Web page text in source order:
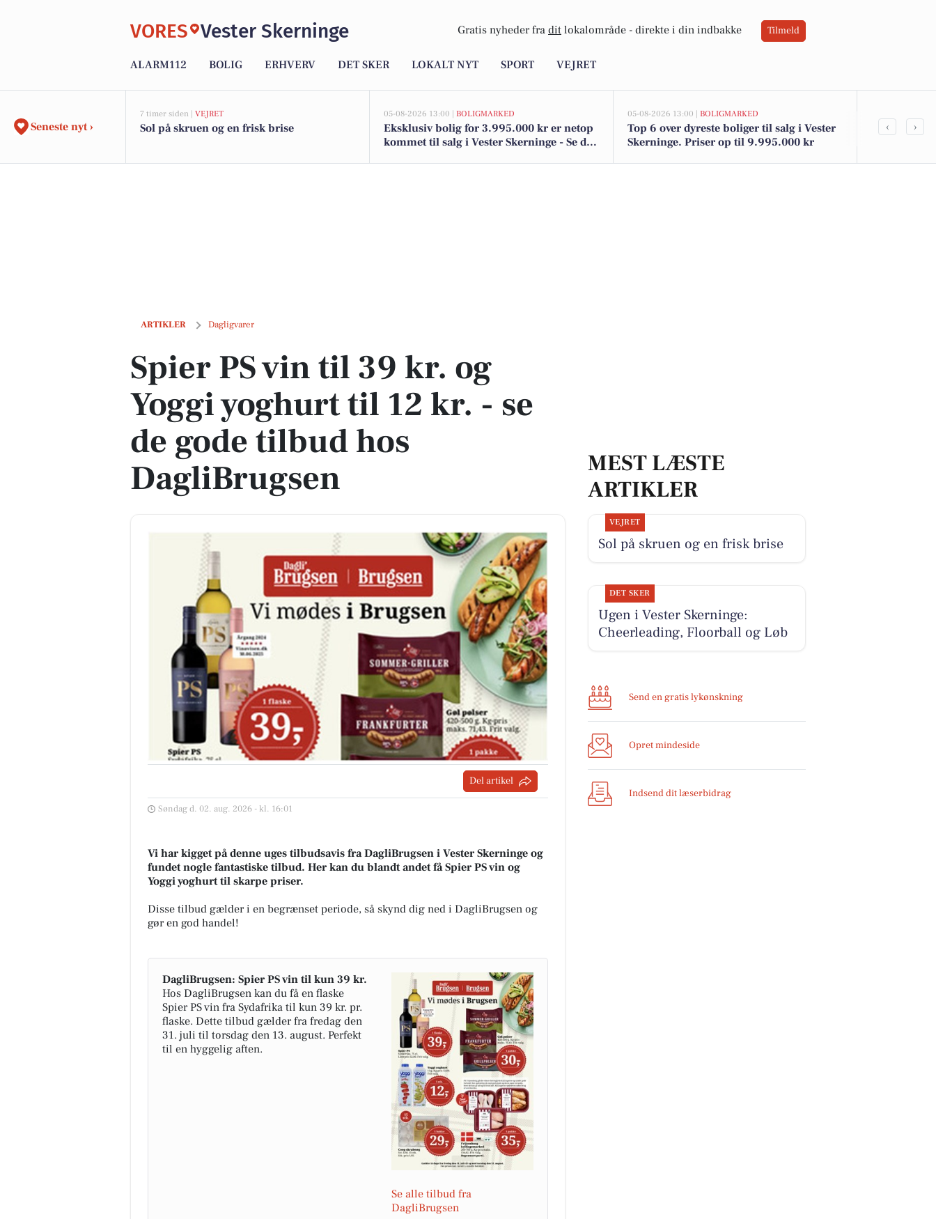
VORES Vester Skerninge Gratis nyheder fra dit lokalområde - direkte i din indbakke Tilmeld
ALARM112 BOLIG ERHVERV DET SKER LOKALT NYT SPORT VEJRET
Seneste nyt ›
7 timer siden | VEJRET
Sol på skruen og en frisk brise
05-08-2026 13:00 | BOLIGMARKED
Eksklusiv bolig for 3.995.000 kr er netop
kommet til salg i Vester Skerninge - Se den
05-08-2026 13:00 | BOLIGMARKED
Top 6 over dyreste boliger til salg i Vester
Skerninge. Priser op til 9.995.000 kr
Spier PS
‹ ›
ARTIKLER Dagligvarer
Spier PS vin til 39 kr. og Yoggi yoghurt til 12 kr. - se de gode tilbud hos DagliBrugsen
Spier PS vin til 39 kr. og
Yoggi yoghurt til 12 kr. - se
de gode tilbud hos
DagliBrugsen
Del artikel
Søndag d. 02. aug. 2026 - kl. 16:01
Vi har kigget på denne uges tilbudsavis fra DagliBrugsen i Vester Skerninge og
fundet nogle fantastiske tilbud. Her kan du blandt andet få Spier PS vin og
Yoggi yoghurt til skarpe priser.
Disse tilbud gælder i en begrænset periode, så skynd dig ned i DagliBrugsen og
gør en god handel!
DagliBrugsen: Spier PS vin til kun 39 kr.
Hos DagliBrugsen kan du få en flaske
Spier PS vin fra Sydafrika til kun 39 kr. pr.
flaske. Dette tilbud gælder fra fredag den
31. juli til torsdag den 13. august. Perfekt
til en hyggelig aften.
Se alle tilbud fra
DagliBrugsen
MEST LÆSTE
ARTIKLER
VEJRET
Sol på skruen og en frisk brise
DET SKER
Ugen i Vester Skerninge:
Cheerleading, Floorball og Løb
Send en gratis lykønskning
Opret mindeside
Indsend dit læserbidrag